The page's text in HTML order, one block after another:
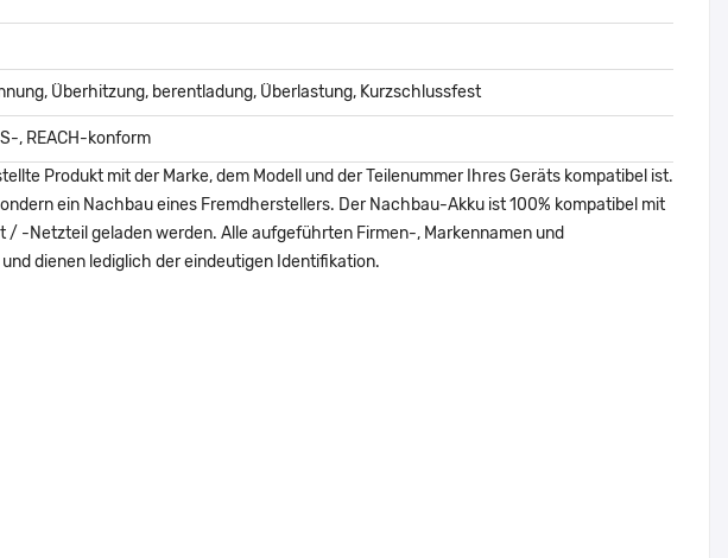
Überhitzung, berentladung, Überlastung, Kurzschlussfest
, REACH-konform
Produkt mit der Marke, dem Modell und der Teilenummer Ihres Geräts kompatibel ist.
ein Nachbau eines Fremdherstellers. Der Nachbau-Akku ist 100% kompatibel mit
/ -Netzteil geladen werden. Alle aufgeführten Firmen-, Markennamen und
dienen lediglich der eindeutigen Identifikation.